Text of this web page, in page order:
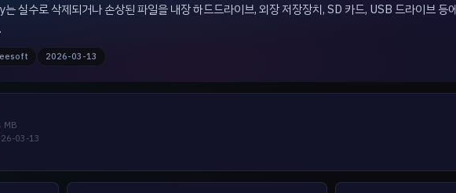
수로 삭제되거나 손상된 파일을 내장 하드드라이브, 외장 저장장치, SD 카드, USB 드라이브 등
2026-03-13
MB
03-13